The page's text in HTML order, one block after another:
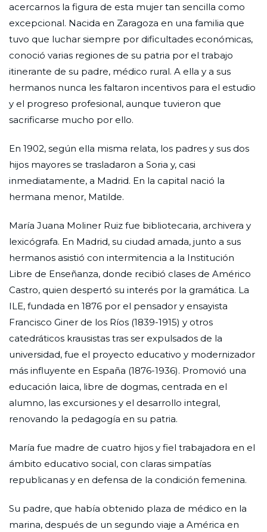
acercarnos la figura de esta mujer tan sencilla como
excepcional. Nacida en Zaragoza en una familia que
tuvo que luchar siempre por dificultades económicas,
conoció varias regiones de su patria por el trabajo
itinerante de su padre, médico rural. A ella y a sus
hermanos nunca les faltaron incentivos para el estudio
y el progreso profesional, aunque tuvieron que
sacrificarse mucho por ello.
En 1902, según ella misma relata, los padres y sus dos
hijos mayores se trasladaron a Soria y, casi
inmediatamente, a Madrid. En la capital nació la
hermana menor, Matilde.
María Juana Moliner Ruiz fue bibliotecaria, archivera y
lexicógrafa. En Madrid, su ciudad amada, junto a sus
hermanos asistió con intermitencia a la Institución
Libre de Enseñanza, donde recibió clases de Américo
Castro, quien despertó su interés por la gramática. La
ILE, fundada en 1876 por el pensador y ensayista
Francisco Giner de los Ríos (1839-1915) y otros
catedráticos krausistas tras ser expulsados de la
universidad, fue el proyecto educativo y modernizador
más influyente en España (1876-1936). Promovió una
educación laica, libre de dogmas, centrada en el
alumno, las excursiones y el desarrollo integral,
renovando la pedagogía en su patria.
María fue madre de cuatro hijos y fiel trabajadora en el
ámbito educativo social, con claras simpatías
republicanas y en defensa de la condición femenina.
Su padre, que había obtenido plaza de médico en la
marina, después de un segundo viaje a América en